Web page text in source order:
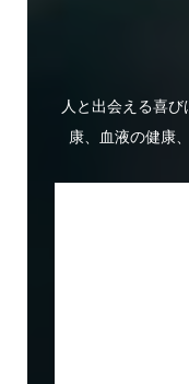
人と出会える喜
康、血液の健康